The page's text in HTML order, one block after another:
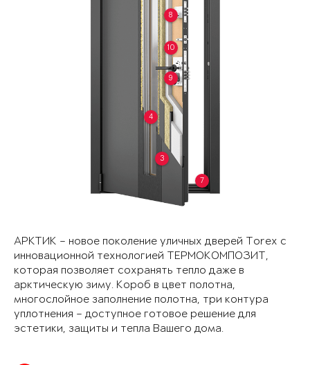
3
4
7
8
9
10
АРКТИК – новое поколение уличных дверей Torex с
инновационной технологией ТЕРМОКОМПОЗИТ,
которая позволяет сохранять тепло даже в
арктическую зиму. Короб в цвет полотна,
многослойное заполнение полотна, три контура
уплотнения – доступное готовое решение для
эстетики, защиты и тепла Вашего дома.